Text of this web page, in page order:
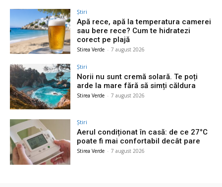
Știri
Apă rece, apă la temperatura camerei
sau bere rece? Cum te hidratezi
corect pe plajă
Stirea Verde - 7 august 2026
Știri
Norii nu sunt cremă solară. Te poți
arde la mare fără să simți căldura
Stirea Verde - 7 august 2026
Știri
Aerul condiționat în casă: de ce 27°C
poate fi mai confortabil decât pare
Stirea Verde - 7 august 2026